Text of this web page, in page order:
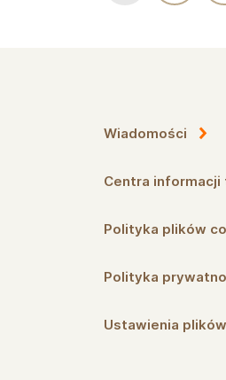
Wiadomości
Centra
Polityka plików
Polityka
Ustawienia